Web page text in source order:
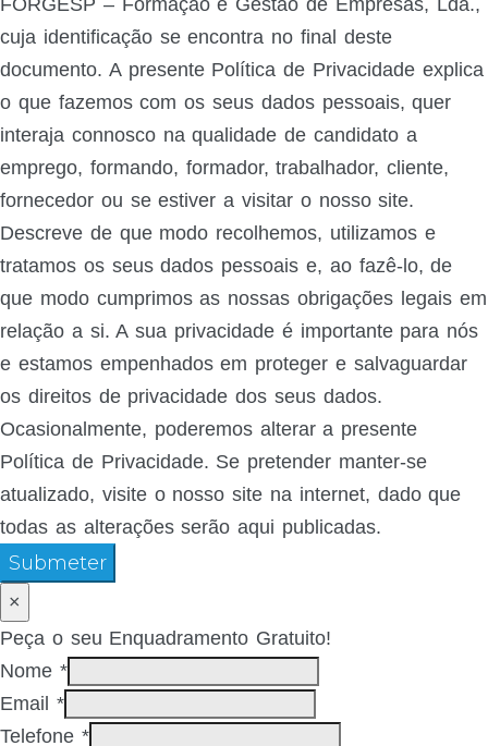
cuja identificação se encontra no final deste
documento. A presente Política de Privacidade explica
o que fazemos com os seus dados pessoais, quer
interaja connosco na qualidade de candidato a
emprego, formando, formador, trabalhador, cliente,
fornecedor ou se estiver a visitar o nosso site.
Descreve de que modo recolhemos, utilizamos e
tratamos os seus dados pessoais e, ao fazê-lo, de
que modo cumprimos as nossas obrigações legais em
relação a si. A sua privacidade é importante para nós
e estamos empenhados em proteger e salvaguardar
os direitos de privacidade dos seus dados.
Ocasionalmente, poderemos alterar a presente
Política de Privacidade. Se pretender manter-se
atualizado, visite o nosso site na internet, dado que
todas as alterações serão aqui publicadas.
Submeter
×
Peça o seu Enquadramento Gratuito!
Nome *
Email *
Telefone *